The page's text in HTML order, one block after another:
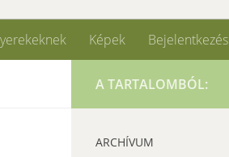
Képek Bejelentkezés
A TARTALOMBÓL:
ARCHÍVUM